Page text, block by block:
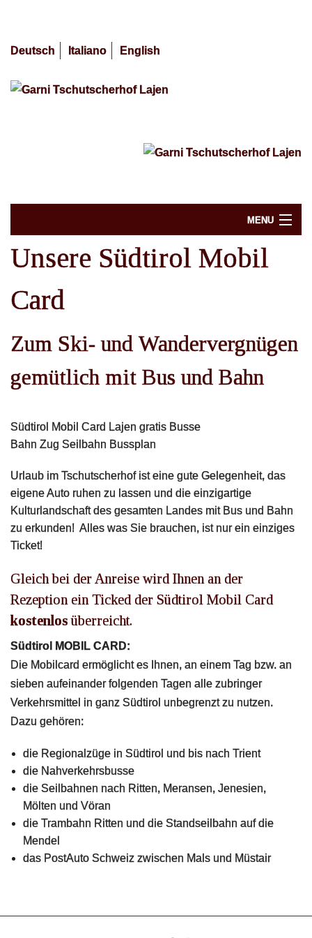
Deutsch Italiano English
MENU
Verfügbarkeit / Buchen
10 verlockende Tipps
Garni
Appartements
Das ganze Jahr
Familie
Wellbeing
Preise
Kontakt
Unsere Südtirol Mobil
Card
Zum Ski- und Wandervergnügen
gemütlich mit Bus und Bahn
Südtirol Mobil Card Lajen gratis Busse
Bahn Zug Seilbahn Bussplan
Urlaub im Tschutscherhof ist eine gute Gelegenheit, das
eigene Auto ruhen zu lassen und die einzigartige
Kulturlandschaft des gesamten Landes mit Bus und Bahn
zu erkunden! Alles was Sie brauchen, ist nur ein einziges
Ticket!
Gleich bei der Anreise wird Ihnen an der
Rezeption ein Ticked der Südtirol Mobil Card
kostenlosüberreicht.
Südtirol MOBIL CARD:
Die Mobilcard ermöglicht es Ihnen, an einem Tag bzw. an
sieben aufeinander folgenden Tagen alle zubringer
Verkehrsmittel in ganz Südtirol unbegrenzt zu nutzen.
Dazu gehören:
die Regionalzüge in Südtirol und bis nach Trient
die Nahverkehrsbusse
die Seilbahnen nach Ritten, Meransen, Jenesien,
Mölten und Vöran
die Trambahn Ritten und die Standseilbahn auf die
Mendel
das PostAuto Schweiz zwischen Mals und Müstair